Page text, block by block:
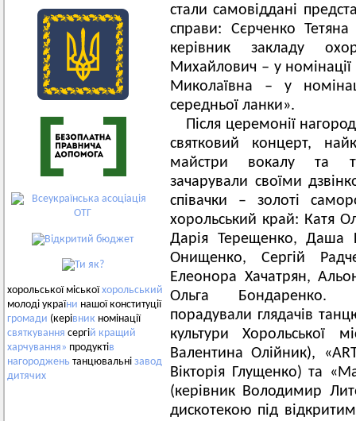
хорольської міськоїхорольський
молоді україни нашої конституції
громади (керівник номінації
святкування сергій кращий
харчування» продуктів
нагороджень танцювальні завод
дитячих
стали самовіддані
справи: Сєрченко
керівник закладу
Михайлович ‒ у
Миколаївна ‒ у
середньої ланки».
Після церемонії
святковий концерт,
майстри вокалу та
зачарували своїми
співачки – золоті
хорольський край: Катя
Дарія Терещенко, Даша
Онищенко, Сергій
Елеонора Хачатрян,
Ольга Бондаренко.
порадували глядачів
культури Хорольської
Валентина Олійник),
Вікторія Глущенко) та
(керівник Володимир
дискотекою під